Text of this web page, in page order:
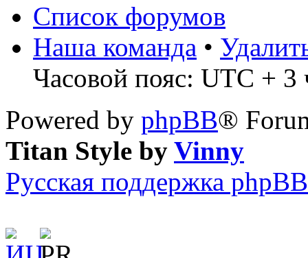
Список форумов
Наша команда •
Часовой пояс: UTC + 3
Powered by phpBB®
Titan Style by Vinny
Русская поддержка phpBB